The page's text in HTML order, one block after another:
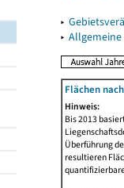
▸
▸
Flächen
Hinweis:
Bis 2013
Überführung
resultieren